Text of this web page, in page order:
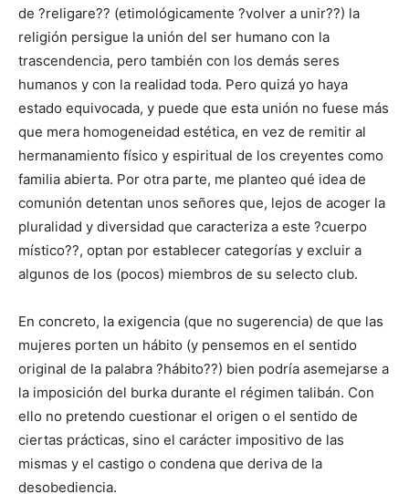
de ?religare?? (etimológicamente ?volver a unir??) la
religión persigue la unión del ser humano con la
trascendencia, pero también con los demás seres
humanos y con la realidad toda. Pero quizá yo haya
estado equivocada, y puede que esta unión no fuese más
que mera homogeneidad estética, en vez de remitir al
hermanamiento físico y espiritual de los creyentes como
familia abierta. Por otra parte, me planteo qué idea de
comunión detentan unos señores que, lejos de acoger la
pluralidad y diversidad que caracteriza a este ?cuerpo
místico??, optan por establecer categorías y excluir a
algunos de los (pocos) miembros de su selecto club.
En concreto, la exigencia (que no sugerencia) de que las
mujeres porten un hábito (y pensemos en el sentido
original de la palabra ?hábito??) bien podría asemejarse a
la imposición del burka durante el régimen talibán. Con
ello no pretendo cuestionar el origen o el sentido de
ciertas prácticas, sino el carácter impositivo de las
mismas y el castigo o condena que deriva de la
desobediencia.